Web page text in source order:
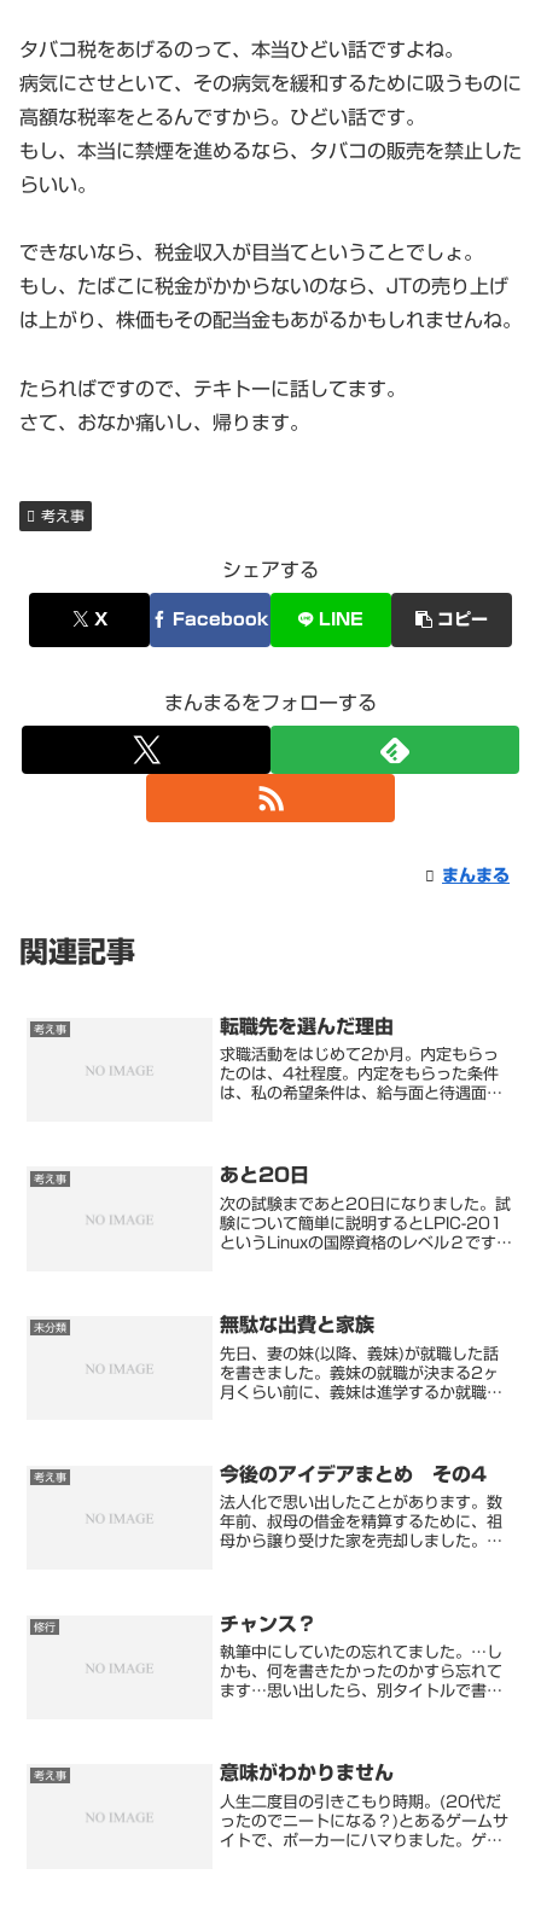
タバコ税をあげるのって、本当ひどい話ですよね。
病気にさせといて、その病気を緩和するために吸うものに
高額な税率をとるんですから。ひどい話です。
もし、本当に禁煙を進めるなら、タバコの販売を禁止した
らいい。
できないなら、税金収入が目当てということでしょ。
もし、たばこに税金がかからないのなら、JTの売り上げ
は上がり、株価もその配当金もあがるかもしれませんね。
たらればですので、テキトーに話してます。
さて、おなか痛いし、帰ります。
考え事
シェアする
X Facebook LINE コピー
まんまるをフォローする
まんまる
関連記事
考え事 転職先を選んだ理由
求職活動をはじめて2か月。内定もらっ
たのは、4社程度。内定をもらった条件
は、私の希望条件は、給与面と待遇面と
駄です。これは宝くじを当...
考え事 あと20日
次の試験まであと20日になりました。試
験について簡単に説明するとLPIC-201
というLinuxの国際資格のレベル２です。
私はLi...
未分類 無駄な出費と家族
先日、妻の妹(以降、義妹)が就職した話
を書きました。義妹の就職が決まる2ヶ
月くらい前に、義妹は進学するか就職で
舞い込んだみたいですが...
考え事 今後のアイデアまとめ その4
法人化で思い出したことがあります。数
年前、叔母の借金を精算するために、祖
母から譲り受けた家を売却しました。そ
は古い人間かもしれませ...
修行 チャンス？
執筆中にしていたの忘れてました。…し
かも、何を書きたかったのかすら忘れて
ます…思い出したら、別タイトルで書き
た。…ところ...
考え事 意味がわかりません
人生二度目の引きこもり時期。(20代だ
ったのでニートになる？)とあるゲームサ
イトで、ポーカーにハマりました。ゲー